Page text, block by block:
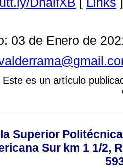
03 de Enero de
Este es un artículo
Superior
Sur km 1 1/2,